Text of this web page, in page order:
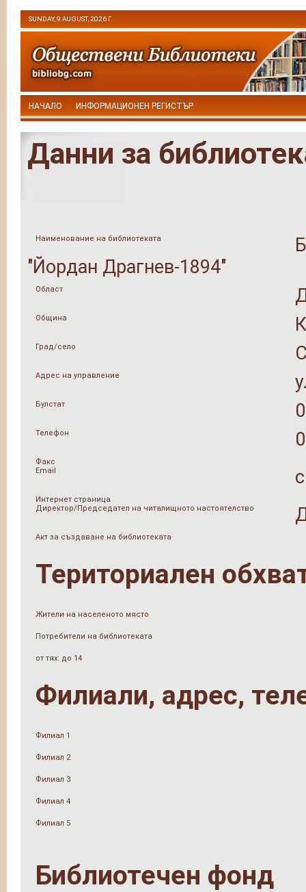
SUNDAY, 9 AUGUST, 2026 Г.
НАЧАЛО ИНФОРМАЦИОНЕН РЕГИСТЪР
Данни за
Наименование на библиотеката
"Йордан Драгнев-1894"
Област
Община
Град/село
Адрес на управление
Булстат
Телефон
Факс
Email
Интернет страница
Директор/Председател на читалищното настоятелство
Акт за създаване на библиотеката
Териториален
Жители на населеното място
Потребители на библиотеката
от тях: до 14
Филиали, адрес,
Филиал 1
Филиал 2
Филиал 3
Филиал 4
Филиал 5
Библиотечен фонд